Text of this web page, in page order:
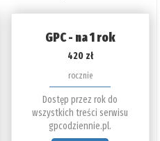
GPC - na 1 rok
420 zł
rocznie
Dostęp przez rok do
wszystkich treści serwisu
gpcodziennie.pl.